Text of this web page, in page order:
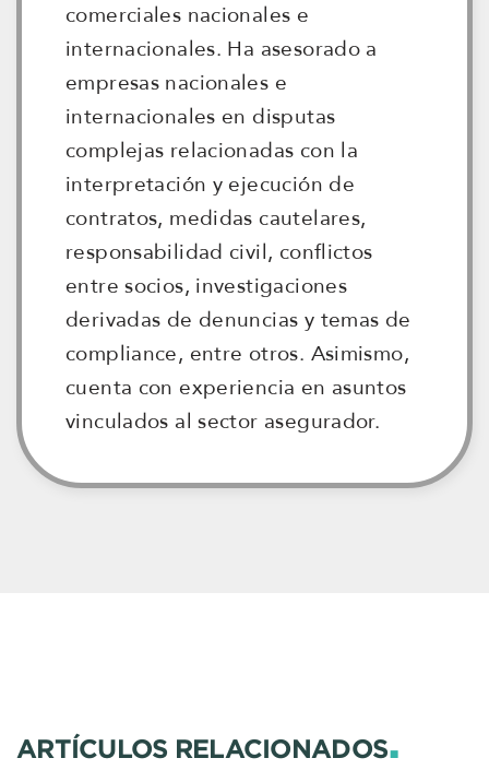
comerciales nacionales e
internacionales. Ha asesorado a
empresas nacionales e
internacionales en disputas
complejas relacionadas con la
interpretación y ejecución de
contratos, medidas cautelares,
responsabilidad civil, conflictos
entre socios, investigaciones
derivadas de denuncias y temas de
compliance, entre otros. Asimismo,
cuenta con experiencia en asuntos
vinculados al sector asegurador.
ARTÍCULOS RELACIONADOS.